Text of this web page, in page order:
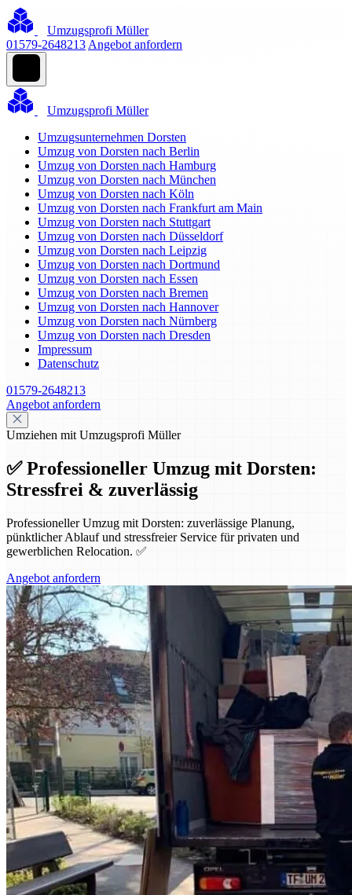
Umzugsprofi Müller
01579-2648213 Angebot anfordern
Umzugsprofi Müller
Umzugsunternehmen Dorsten
Umzug von Dorsten nach Berlin
Umzug von Dorsten nach Hamburg
Umzug von Dorsten nach München
Umzug von Dorsten nach Köln
Umzug von Dorsten nach Frankfurt am Main
Umzug von Dorsten nach Stuttgart
Umzug von Dorsten nach Düsseldorf
Umzug von Dorsten nach Leipzig
Umzug von Dorsten nach Dortmund
Umzug von Dorsten nach Essen
Umzug von Dorsten nach Bremen
Umzug von Dorsten nach Hannover
Umzug von Dorsten nach Nürnberg
Umzug von Dorsten nach Dresden
Impressum
Datenschutz
01579-2648213
Angebot anfordern
Umziehen mit Umzugsprofi Müller
✅ Professioneller Umzug mit Dorsten:
Stressfrei & zuverlässig
Professioneller Umzug mit Dorsten: zuverlässige Planung,
pünktlicher Ablauf und stressfreier Service für privaten und
gewerblichen Relocation. ✅
Angebot anfordern